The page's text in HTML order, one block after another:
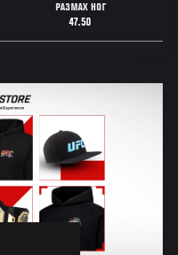
РАЗМАХ НОГ
47.50